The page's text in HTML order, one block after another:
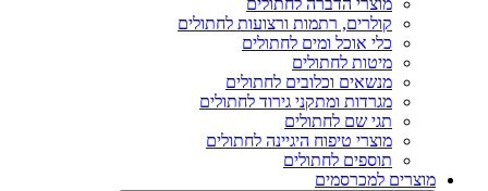
מוצרי הדברה לחתולים
קולרים, רתמות ורצועות לחתולים
כלי אוכל ומים לחתולים
מיטות לחתולים
מנשאים וכלובים לחתולים
מגרדות ומתקני גירוד לחתולים
תגי שם לחתולים
מוצרי טיפוח היגיינה לחתולים
תוספים לחתולים
מוצרים למכרסמים